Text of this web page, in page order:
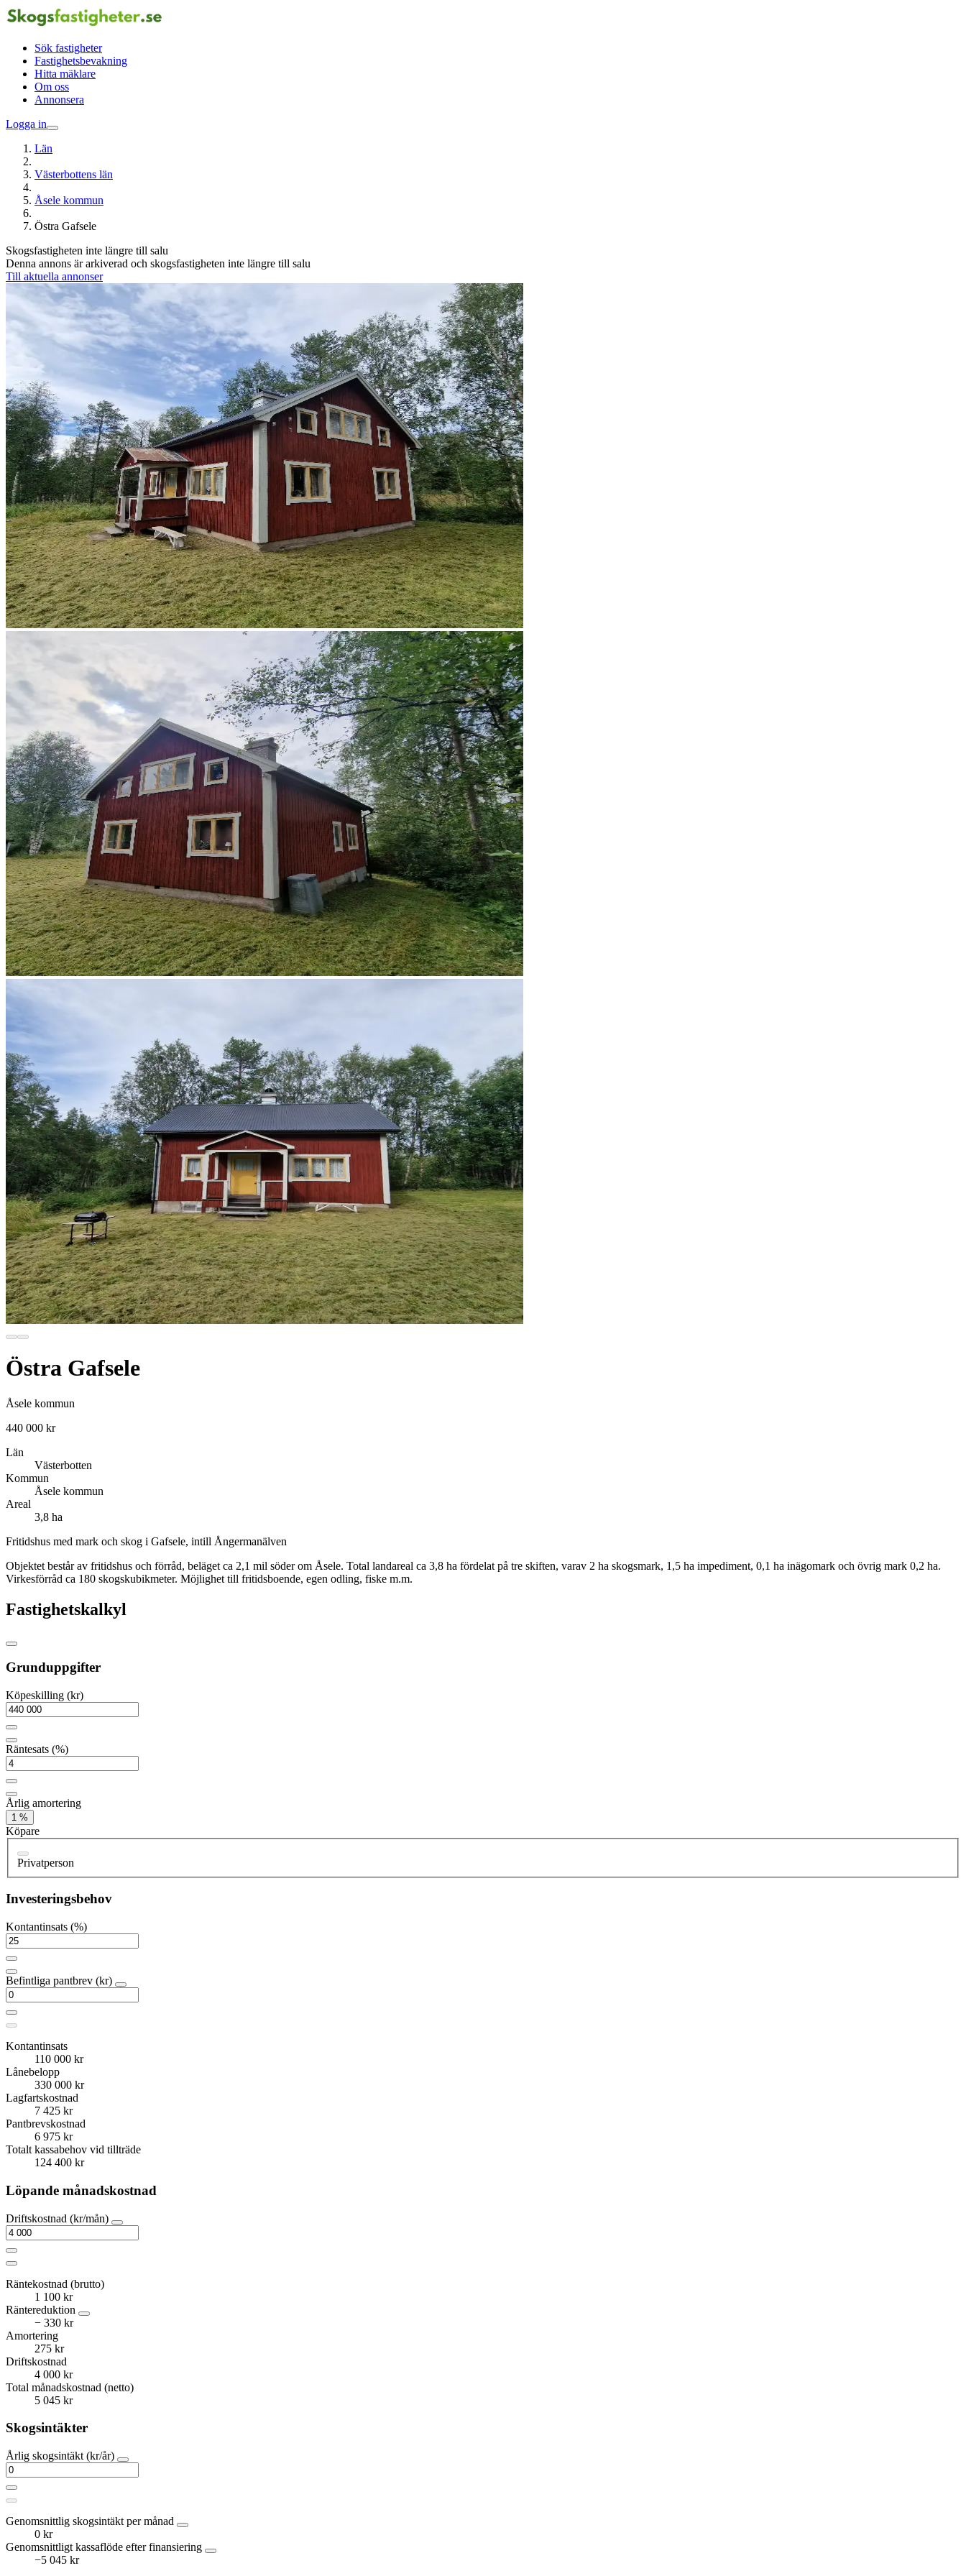
Sök fastigheter
Fastighetsbevakning
Hitta mäklare
Om oss
Annonsera
Logga in
Län
Västerbottens län
Åsele kommun
Östra Gafsele
Skogsfastigheten inte längre till salu
Denna annons är arkiverad och skogsfastigheten inte längre till salu
Till aktuella annonser
Östra Gafsele
Åsele kommun
440 000 kr
Län
Västerbotten
Kommun
Åsele kommun
Areal
3,8 ha
Fritidshus med mark och skog i Gafsele, intill Ångermanälven
Objektet består av fritidshus och förråd, beläget ca 2,1 mil söder om Åsele. Total landareal ca 3,8 ha fördelat på tre skiften, varav 2 ha skogsmark, 1,5 ha impediment, 0,1 ha inägomark och övrig mark 0,2 ha.
Virkesförråd ca 180 skogskubikmeter. Möjlighet till fritidsboende, egen odling, fiske m.m.
Fastighetskalkyl
Grunduppgifter
Köpeskilling (kr)
Räntesats (%)
Årlig amortering
1 %
Köpare
Privatperson
Investeringsbehov
Kontantinsats (%)
Befintliga pantbrev (kr)
Kontantinsats
110 000 kr
Lånebelopp
330 000 kr
Lagfartskostnad
7 425 kr
Pantbrevskostnad
6 975 kr
Totalt kassabehov vid tillträde
124 400 kr
Löpande månadskostnad
Driftskostnad (kr/mån)
Räntekostnad (brutto)
1 100 kr
Räntereduktion
− 330 kr
Amortering
275 kr
Driftskostnad
4 000 kr
Total månadskostnad (netto)
5 045 kr
Skogsintäkter
Årlig skogsintäkt (kr/år)
Genomsnittlig skogsintäkt per månad
0 kr
Genomsnittligt kassaflöde efter finansiering
−5 045 kr